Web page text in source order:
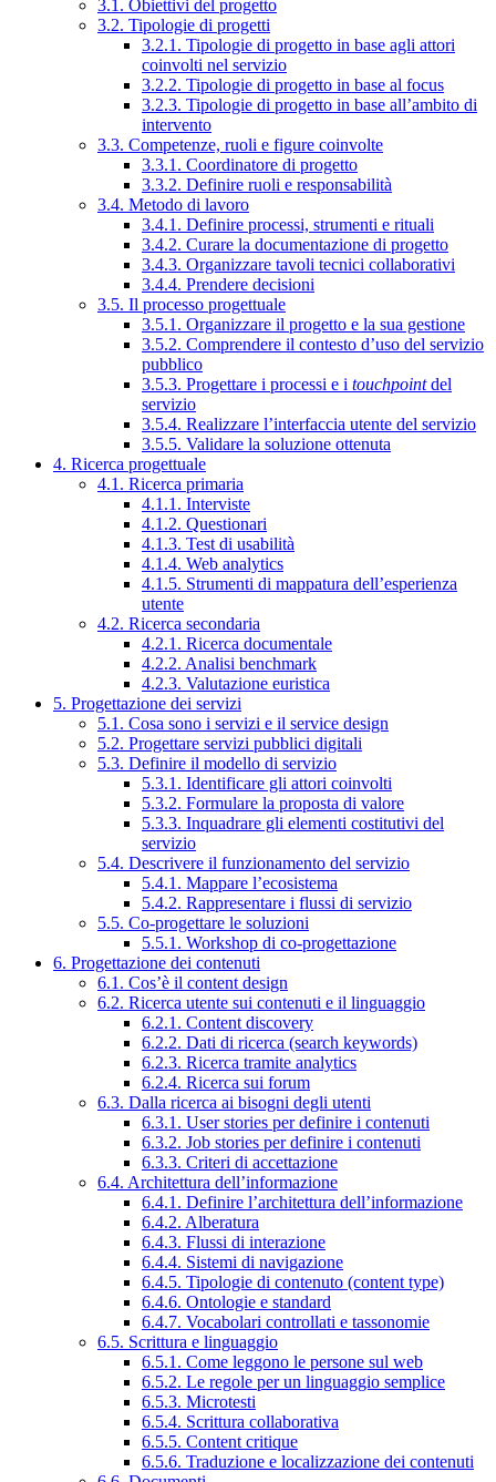
3.1. Obiettivi del progetto
3.2. Tipologie di progetti
3.2.1. Tipologie di progetto in base agli attori
coinvolti nel servizio
3.2.2. Tipologie di progetto in base al focus
3.2.3. Tipologie di progetto in base all’ambito di
intervento
3.3. Competenze, ruoli e figure coinvolte
3.3.1. Coordinatore di progetto
3.3.2. Definire ruoli e responsabilità
3.4. Metodo di lavoro
3.4.1. Definire processi, strumenti e rituali
3.4.2. Curare la documentazione di progetto
3.4.3. Organizzare tavoli tecnici collaborativi
3.4.4. Prendere decisioni
3.5. Il processo progettuale
3.5.1. Organizzare il progetto e la sua gestione
3.5.2. Comprendere il contesto d’uso del servizio
pubblico
3.5.3. Progettare i processi e i touchpointdel
servizio
3.5.4. Realizzare l’interfaccia utente del servizio
3.5.5. Validare la soluzione ottenuta
4. Ricerca progettuale
4.1. Ricerca primaria
4.1.1. Interviste
4.1.2. Questionari
4.1.3. Test di usabilità
4.1.4. Web analytics
4.1.5. Strumenti di mappatura dell’esperienza
utente
4.2. Ricerca secondaria
4.2.1. Ricerca documentale
4.2.2. Analisi benchmark
4.2.3. Valutazione euristica
5. Progettazione dei servizi
5.1. Cosa sono i servizi e il service design
5.2. Progettare servizi pubblici digitali
5.3. Definire il modello di servizio
5.3.1. Identificare gli attori coinvolti
5.3.2. Formulare la proposta di valore
5.3.3. Inquadrare gli elementi costitutivi del
servizio
5.4. Descrivere il funzionamento del servizio
5.4.1. Mappare l’ecosistema
5.4.2. Rappresentare i flussi di servizio
5.5. Co-progettare le soluzioni
5.5.1. Workshop di co-progettazione
6. Progettazione dei contenuti
6.1. Cos’è il content design
6.2. Ricerca utente sui contenuti e il linguaggio
6.2.1. Content discovery
6.2.2. Dati di ricerca (search keywords)
6.2.3. Ricerca tramite analytics
6.2.4. Ricerca sui forum
6.3. Dalla ricerca ai bisogni degli utenti
6.3.1. User stories per definire i contenuti
6.3.2. Job stories per definire i contenuti
6.3.3. Criteri di accettazione
6.4. Architettura dell’informazione
6.4.1. Definire l’architettura dell’informazione
6.4.2. Alberatura
6.4.3. Flussi di interazione
6.4.4. Sistemi di navigazione
6.4.5. Tipologie di contenuto (content type)
6.4.6. Ontologie e standard
6.4.7. Vocabolari controllati e tassonomie
6.5. Scrittura e linguaggio
6.5.1. Come leggono le persone sul web
6.5.2. Le regole per un linguaggio semplice
6.5.3. Microtesti
6.5.4. Scrittura collaborativa
6.5.5. Content critique
6.5.6. Traduzione e localizzazione dei contenuti